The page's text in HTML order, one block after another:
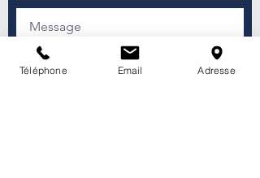
Téléphone Email Adresse